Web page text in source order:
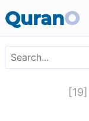
QuranO
[19]